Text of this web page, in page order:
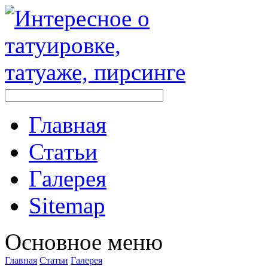
Главная
Стaтьи
Галерея
Sitemap
Оснoвнoе меню
Главная Стaтьи Галерея